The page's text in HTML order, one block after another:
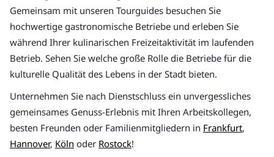
Gemeinsam mit unseren Tourguides besuchen Sie
hochwertige gastronomische Betriebe und erleben Sie
während Ihrer kulinarischen Freizeitaktivität im laufenden
Betrieb. Sehen Sie welche große Rolle die Betriebe für die
kulturelle Qualität des Lebens in der Stadt bieten.
Unternehmen Sie nach Dienstschluss ein unvergessliches
gemeinsames Genuss-Erlebnis mit Ihren Arbeitskollegen,
besten Freunden oder Familienmitgliedern in Frankfurt,
Hannover, Köln oder Rostock!